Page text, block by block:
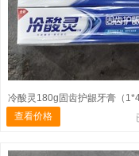
冷酸灵180g固齿护龈牙膏（
查看价格